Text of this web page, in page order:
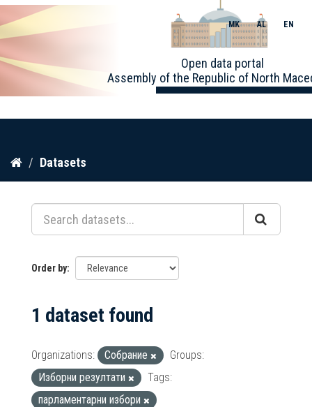
Skip
content
Open data portal
Assembly of the Republic of North
MK AL EN
Datasets
Order by
1 dataset found
Organizations: Собрание
Groups:
Изборни резултати
Tags:
парламентарни избори